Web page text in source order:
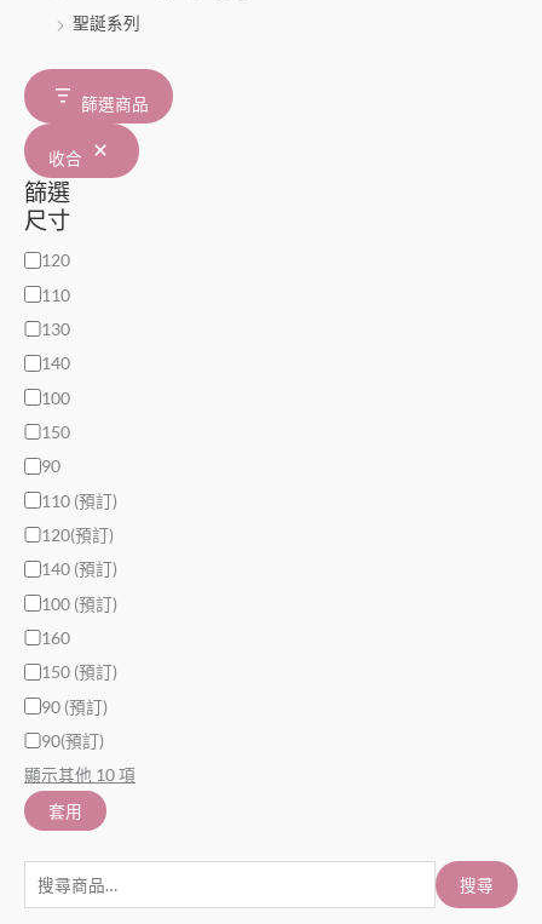
聖誕系列
篩選商品
收合
篩選
尺寸
120
110
130
140
100
150
90
110 (預訂)
120(預訂)
140 (預訂)
100 (預訂)
160
150 (預訂)
90 (預訂)
90(預訂)
顯示其他 10 項
套用
搜尋